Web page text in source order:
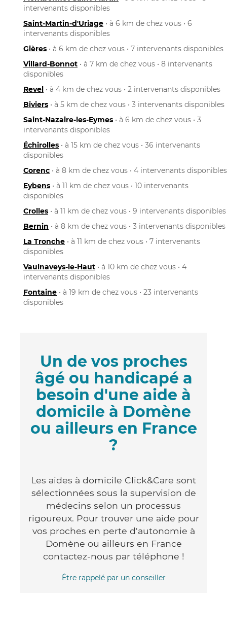
intervenants disponibles
Saint-Martin-d'Uriage • à 6 km de chez vous • 6
intervenants disponibles
Gières • à 6 km de chez vous • 7 intervenants disponibles
Villard-Bonnot • à 7 km de chez vous • 8 intervenants
disponibles
Revel • à 4 km de chez vous • 2 intervenants disponibles
Biviers • à 5 km de chez vous • 3 intervenants disponibles
Saint-Nazaire-les-Eymes • à 6 km de chez vous • 3
intervenants disponibles
Échirolles • à 15 km de chez vous • 36 intervenants
disponibles
Corenc • à 8 km de chez vous • 4 intervenants disponibles
Eybens • à 11 km de chez vous • 10 intervenants
disponibles
Crolles • à 11 km de chez vous • 9 intervenants disponibles
Bernin • à 8 km de chez vous • 3 intervenants disponibles
La Tronche • à 11 km de chez vous • 7 intervenants
disponibles
Vaulnaveys-le-Haut • à 10 km de chez vous • 4
intervenants disponibles
Fontaine • à 19 km de chez vous • 23 intervenants
disponibles
Un de vos proches
âgé ou handicapé a
besoin d'une aide à
domicile à Domène
ou ailleurs en France
?
Les aides à domicile Click&Care sont
sélectionnées sous la supervision de
médecins selon un processus
rigoureux. Pour trouver une aide pour
vos proches en perte d'autonomie à
Domène ou ailleurs en France
contactez-nous par téléphone !
Être rappelé par un conseiller